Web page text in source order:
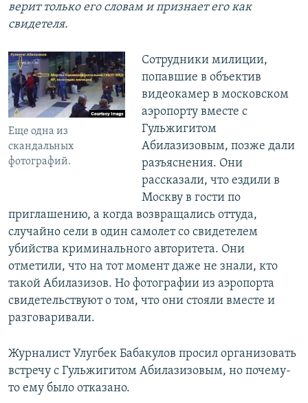
верит только его словам и признает его как
свидетеля.
Еще одна из
скандальных
фотографий.
Сотрудники милиции,
попавшие в объектив
видеокамер в московском
аэропорту вместе с
Гульжигитом
Абилазизовым, позже дали
разъяснения. Они
рассказали, что ездили в
Москву в гости по
приглашению, а когда возвращались оттуда,
случайно сели в один самолет со свидетелем
убийства криминального авторитета. Они
отметили, что на тот момент даже не знали, кто
такой Абилазизов. Но фотографии из аэропорта
свидетельствуют о том, что они стояли вместе и
разговаривали.
Журналист Улугбек Бабакулов просил организовать
встречу с Гульжигитом Абилазизовым, но почему-
то ему было отказано.